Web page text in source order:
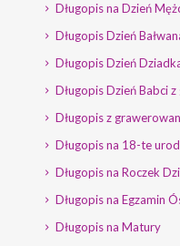
Długopis na Dzień
Długopis Dzień
Długopis Dzień
Długopis Dzień Babci
Długopis z
Długopis na 18-te
Długopis na Roczek
Długopis na Egzamin
Długopis na Matury